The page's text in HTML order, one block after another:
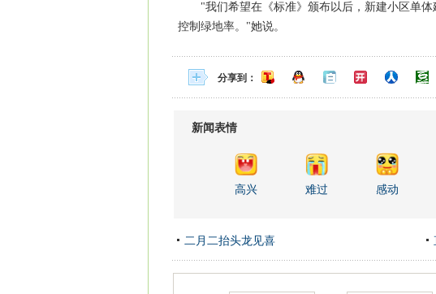
"我们希望在《标准》颁布以后，新建小区单体
控制绿地率。"她说。
分享到：
新闻表情
高兴 难过 感动
二月二抬头龙见喜